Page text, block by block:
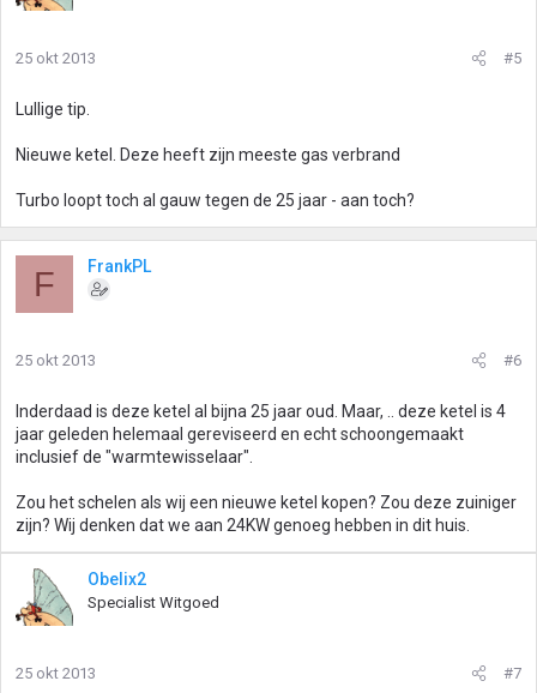
25 okt 2013 #5
Lullige tip.
Nieuwe ketel. Deze heeft zijn meeste gas verbrand
Turbo loopt toch al gauw tegen de 25 jaar - aan toch?
F FrankPL
25 okt 2013 #6
Inderdaad is deze ketel al bijna 25 jaar oud. Maar, .. deze ketel is 4
jaar geleden helemaal gereviseerd en echt schoongemaakt
inclusief de "warmtewisselaar".
Zou het schelen als wij een nieuwe ketel kopen? Zou deze zuiniger
zijn? Wij denken dat we aan 24KW genoeg hebben in dit huis.
Obelix2
Specialist Witgoed
25 okt 2013 #7